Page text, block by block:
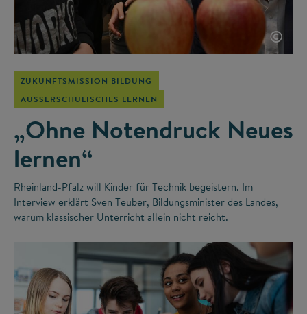
©
ZUKUNFTSMISSION BILDUNG
AUSSERSCHULISCHES LERNEN
„Ohne Notendruck Neues
lernen“
Rheinland-Pfalz will Kinder für Technik begeistern. Im
Interview erklärt Sven Teuber, Bildungsminister des Landes,
warum klassischer Unterricht allein nicht reicht.